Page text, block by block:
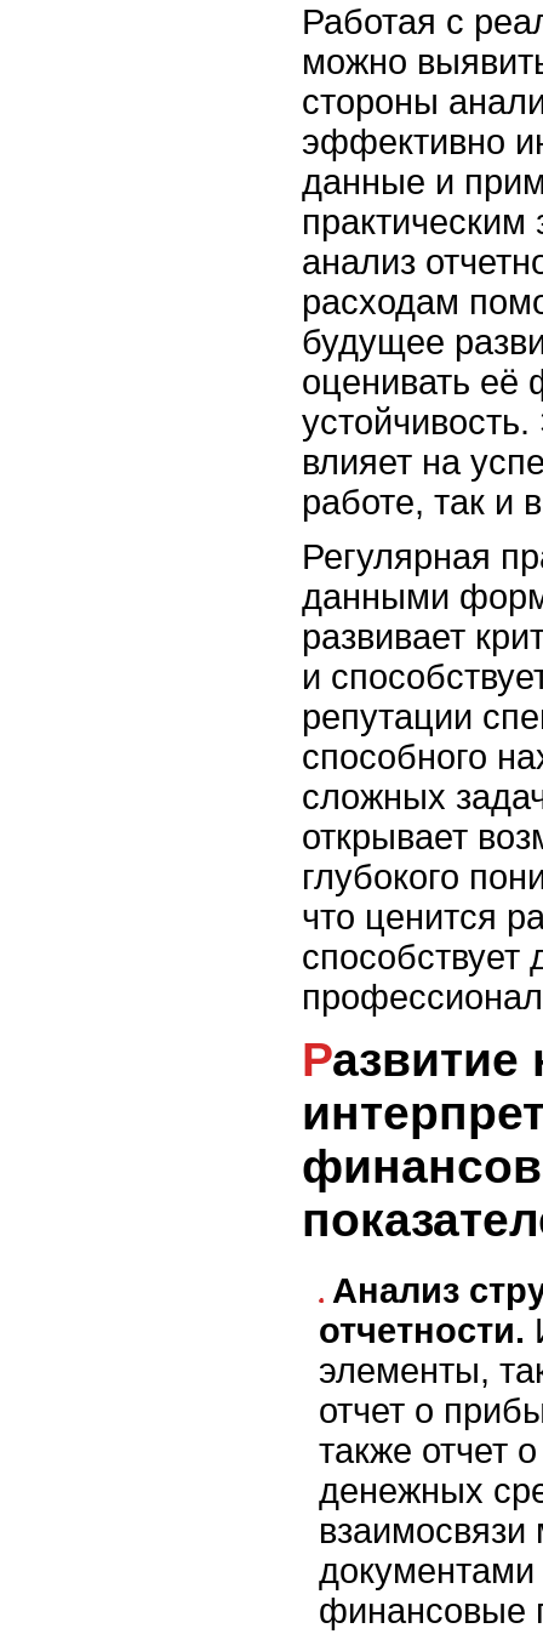
Работая с
можно
стороны
эффективно
данные и
анализ
расходам
будущее
оценивать её
влияет на
работе, так и
Регулярная
данными
развивает
и
репутации
способного
сложных
открывает
глубокого
что ценится
способствует
Развитие навыков
Анализ
отчетности.
элементы,
отчет о
также отчет
денежных
финансовые